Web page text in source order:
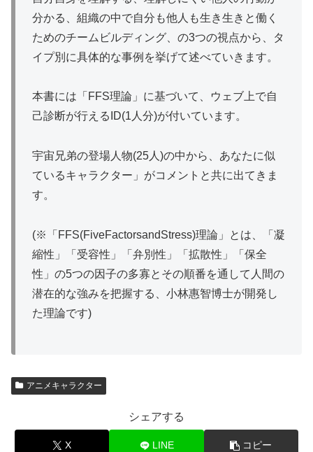
分かる、組織の中で自分も他人も生き生きと働く
ためのチームビルディング、の3つの視点から、タ
イプ別に具体的な事例を挙げて述べていきます。
本書には「FFS理論」に基づいて、ウェブ上で自
己診断が行えるID(1人分)が付いています。
宇宙兄弟の登場人物(25人)の中から、あなたに似
ているキャラクター」がコメントと共に出てきま
す。
(※「FFS(FiveFactorsandStress)理論」とは、「凝
縮性」「受容性」「弁別性」「拡散性」「保全
性」の5つの因子の多寡とその順番を通して人間の
潜在的な強みを把握する、小林惠智博士が開発し
た理論です)
アニメキャラクター
シェアする
X LINE コピー